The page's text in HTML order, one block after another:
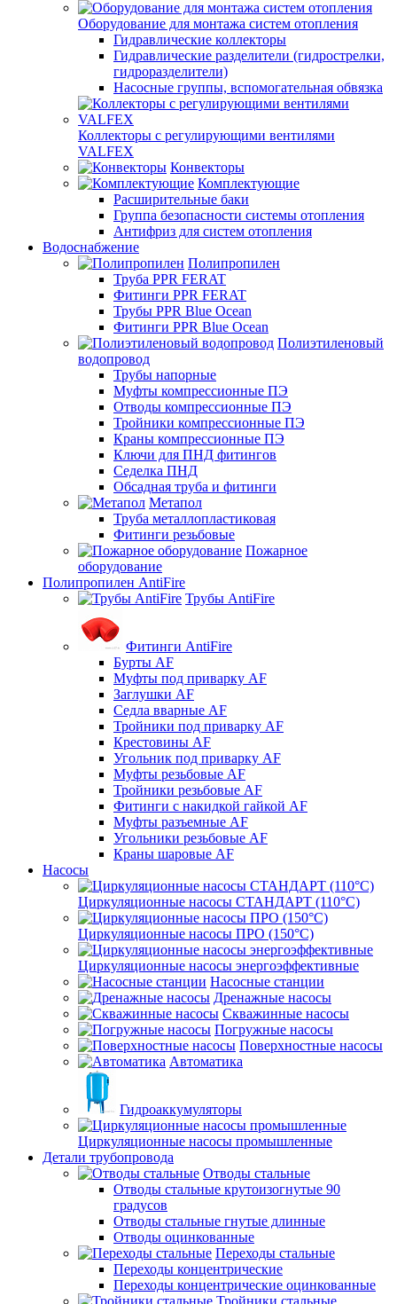
Оборудование для монтажа систем отопления
Гидравлические коллекторы
Гидравлические разделители (гидрострелки,
гидроразделители)
Насосные группы, вспомогательная обвязка
Коллекторы с регулирующими вентилями
VALFEX
Конвекторы
Комплектующие
Расширительные баки
Группа безопасности системы отопления
Антифриз для систем отопления
Водоснабжение
Полипропилен
Труба PPR FERAT
Фитинги PPR FERAT
Трубы PPR Blue Ocean
Фитинги PPR Blue Ocean
Полиэтиленовый
водопровод
Трубы напорные
Муфты компрессионные ПЭ
Отводы компрессионные ПЭ
Тройники компрессионные ПЭ
Краны компрессионные ПЭ
Ключи для ПНД фитингов
Седелка ПНД
Обсадная труба и фитинги
Метапол
Труба металлопластиковая
Фитинги резьбовые
Пожарное
оборудование
Полипропилен AntiFire
Трубы AntiFire
Фитинги AntiFire
Бурты AF
Муфты под приварку AF
Заглушки AF
Седла вварные AF
Тройники под приварку AF
Крестовины AF
Угольник под приварку AF
Муфты резьбовые AF
Тройники резьбовые AF
Фитинги с накидкой гайкой AF
Муфты разъемные AF
Угольники резьбовые AF
Краны шаровые AF
Насосы
Циркуляционные насосы СТАНДАРТ (110°C)
Циркуляционные насосы ПРО (150°C)
Циркуляционные насосы энергоэффективные
Насосные станции
Дренажные насосы
Скважинные насосы
Погружные насосы
Поверхностные насосы
Автоматика
Гидроаккумуляторы
Циркуляционные насосы промышленные
Детали трубопровода
Отводы стальные
Отводы стальные крутоизогнутые 90
градусов
Отводы стальные гнутые длинные
Отводы оцинкованные
Переходы стальные
Переходы концентрические
Переходы концентрические оцинкованные
Тройники стальные